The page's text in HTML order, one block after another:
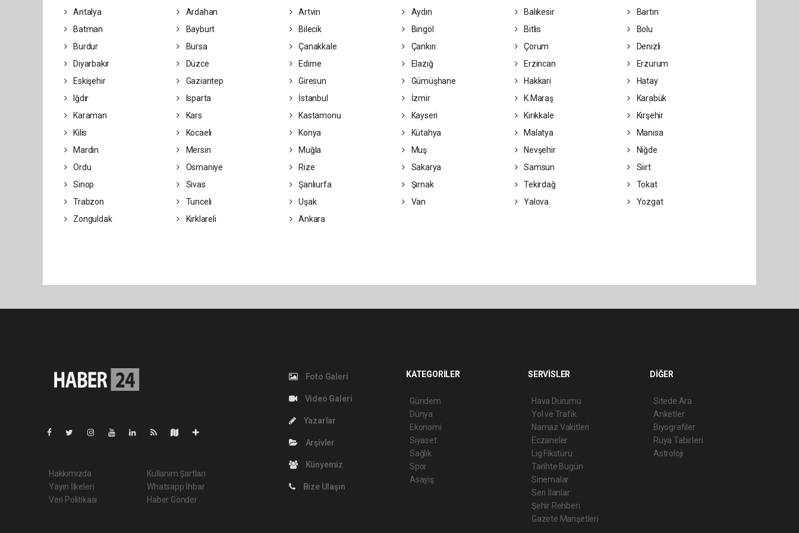
Antalya
Ardahan Artvin Aydın Balıkesir
Bartın
Batman
Bayburt Bilecik Bingöl Bitlis
Bolu
Burdur
Bursa Çanakkale Çankırı Çorum
Denizli
Diyarbakır
Düzce Edirne Elazığ Erzincan
Erzurum
Eskişehir
Gaziantep Giresun Gümüşhane Hakkari
Hatay
Iğdır
Isparta İstanbul İzmir K.Maraş
Karabük
Karaman
Kars Kastamonu Kayseri Kırıkkale
Kırşehir
Kilis
Kocaeli Konya Kütahya Malatya
Manisa
Mardin
Mersin Muğla Muş Nevşehir
Niğde
Ordu
Osmaniye Rize Sakarya Samsun
Siirt
Sinop
Sivas Şanlıurfa Şırnak Tekirdağ
Tokat
Trabzon
Tunceli Uşak Van Yalova
Yozgat
Zonguldak
Kırklareli Ankara
Hakkımızda
Yayın İlkeleri
Veri Politikası
Kullanım Şartları
Whatsapp İhbar
Haber Gönder
Foto Galeri
Video Galeri
Yazarlar
Arşivler
Künyemiz
Bize Ulaşın
KATEGORİLER
Gündem
Dünya
Ekonomi
Siyaset
Sağlık
Spor
Asayiş
SERVİSLER
Hava Durumu
Yol ve Trafik
Namaz Vakitleri
Eczaneler
Lig Fikstürü
Tarihte Bugün
Sinemalar
Seri İlanlar
Şehir Rehberi
Gazete Manşetleri
DİĞER
Sitede Ara
Anketler
Biyografiler
Rüya Tabirleri
Astroloji